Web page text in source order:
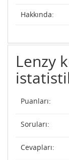
Hakkında:
Lenzy
Puanları:
Soruları:
Cevapları: